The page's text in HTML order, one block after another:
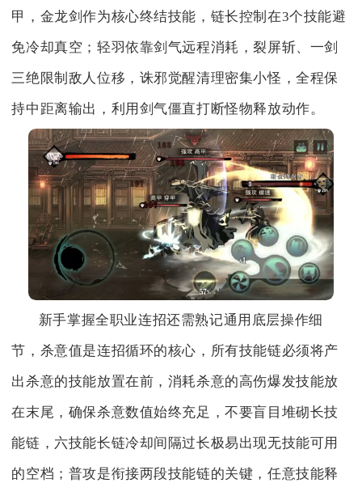
甲，金龙剑作为核心终结技能，链长控制在3个技能避
免冷却真空；轻羽依靠剑气远程消耗，裂屏斩、一剑
三绝限制敌人位移，诛邪觉醒清理密集小怪，全程保
持中距离输出，利用剑气僵直打断怪物释放动作。
新手掌握全职业连招还需熟记通用底层操作细
节，杀意值是连招循环的核心，所有技能链必须将产
出杀意的技能放置在前，消耗杀意的高伤爆发技能放
在末尾，确保杀意数值始终充足，不要盲目堆砌长技
能链，六技能长链冷却间隔过长极易出现无技能可用
的空档；普攻是衔接两段技能链的关键，任意技能释